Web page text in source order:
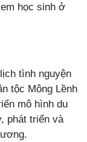
học sinh ở
tình nguyện
tộc Mông Lềnh
mô hình du
phát triển và